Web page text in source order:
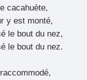
cacahuète,
y est monté,
le bout du nez,
le bout du nez.